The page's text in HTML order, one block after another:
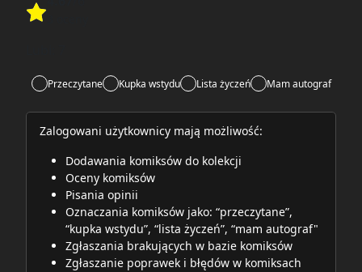
Rate this item:
Przeczytane Kupka wstydu Lista życzeń Mam autograf
Zalogowani użytkownicy mają możliwość:
Dodawania komiksów do kolekcji
Oceny komiksów
Pisania opinii
Oznaczania komiksów jako: “przeczytane”,
“kupka wstydu”, “lista życzeń”, “mam autograf"
Zgłaszania brakujących w bazie komiksów
Zgłaszanie poprawek i błędów w komiksach